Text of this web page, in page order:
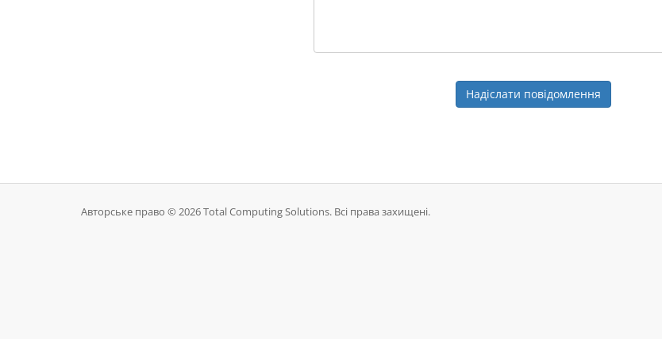
Надіслати повідомлення
Авторське право © 2026 Total Computing Solutions. Всі права захищені.